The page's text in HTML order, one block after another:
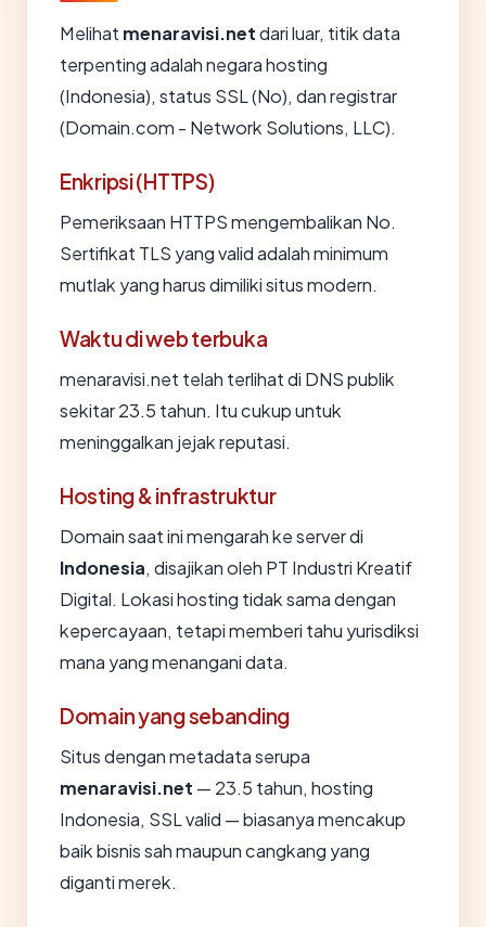
Melihat menaravisi.netdari luar, titik data
terpenting adalah negara hosting
(Indonesia), status SSL (No), dan registrar
(Domain.com - Network Solutions, LLC).
Enkripsi (HTTPS)
Pemeriksaan HTTPS mengembalikan No.
Sertifikat TLS yang valid adalah minimum
mutlak yang harus dimiliki situs modern.
Waktu di web terbuka
menaravisi.net telah terlihat di DNS publik
sekitar 23.5 tahun. Itu cukup untuk
meninggalkan jejak reputasi.
Hosting & infrastruktur
Domain saat ini mengarah ke server di
Indonesia, disajikan oleh PT Industri Kreatif
Digital. Lokasi hosting tidak sama dengan
kepercayaan, tetapi memberi tahu yurisdiksi
mana yang menangani data.
Domain yang sebanding
Situs dengan metadata serupa
menaravisi.net — 23.5 tahun, hosting
Indonesia, SSL valid — biasanya mencakup
baik bisnis sah maupun cangkang yang
diganti merek.